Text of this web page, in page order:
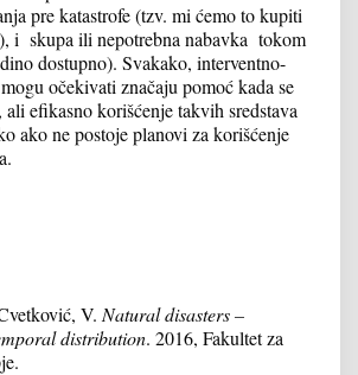
pre katastrofe (tzv. mi ćemo to kupiti
i skupa ili nepotrebna nabavka tokom
dostupno). Svakako, interventno-
očekivati značaju pomoć kada se
efikasno korišćenje takvih sredstava
ako ne postoje planovi za korišćenje
V. Natural disasters –
distribution. 2016, Fakultet za